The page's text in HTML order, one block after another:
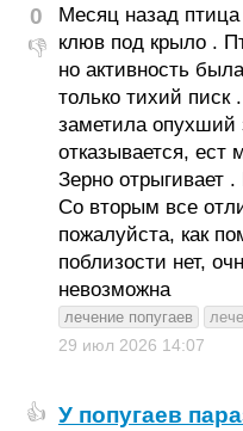
0
👎
Месяц назад
клюв под крыло .
но активность
только тихий писк
заметила
отказывается, ест
Зерно отрыгивает .
Со вторым все
пожалуйста, как
поблизости нет,
невозможна
лечение попугаев
29 июл 2026 14:07
👍 У попугаев